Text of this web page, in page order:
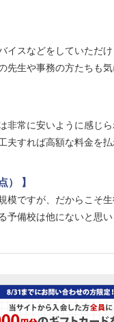
イスなどをしていただ
生や事務の方たちも気
非常に安いように感じ
夫すれば高額な料金を払
） 】
模ですが、だからこそ
備校は他にないと思い